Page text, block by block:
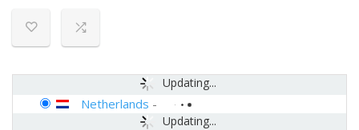
Updating...
Updating...
Netherlands -